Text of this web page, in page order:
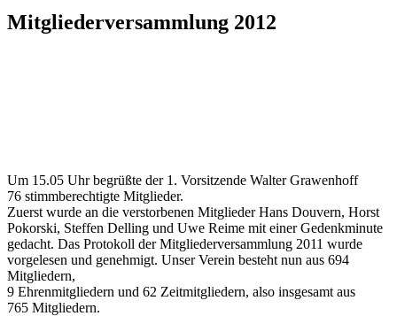
Mitgliederversammlung 2012
Um 15.05 Uhr begrüßte der 1. Vorsitzende Walter Grawenhoff
76 stimmberechtigte Mitglieder.
Zuerst wurde an die verstorbenen Mitglieder Hans Douvern, Horst
Pokorski, Steffen Delling und Uwe Reime mit einer Gedenkminute
gedacht. Das Protokoll der Mitgliederversammlung 2011 wurde
vorgelesen und genehmigt. Unser Verein besteht nun aus 694
Mitgliedern,
9 Ehrenmitgliedern und 62 Zeitmitgliedern, also insgesamt aus
765 Mitgliedern.